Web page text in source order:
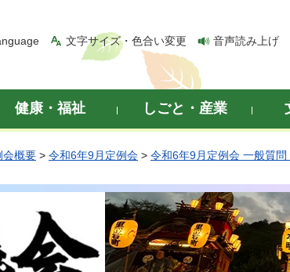
文字サイズ・色合い変更 音声読み上げ
健康・福祉 しごと・産業
会概要 > 令和6年9月定例会 > 令和6年9月定例会 一般質